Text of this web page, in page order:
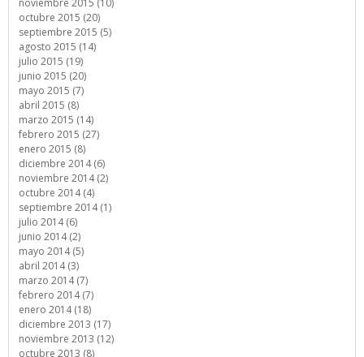
noviembre 2015 (10)
octubre 2015 (20)
septiembre 2015 (5)
agosto 2015 (14)
julio 2015 (19)
junio 2015 (20)
mayo 2015 (7)
abril 2015 (8)
marzo 2015 (14)
febrero 2015 (27)
enero 2015 (8)
diciembre 2014 (6)
noviembre 2014 (2)
octubre 2014 (4)
septiembre 2014 (1)
julio 2014 (6)
junio 2014 (2)
mayo 2014 (5)
abril 2014 (3)
marzo 2014 (7)
febrero 2014 (7)
enero 2014 (18)
diciembre 2013 (17)
noviembre 2013 (12)
octubre 2013 (8)